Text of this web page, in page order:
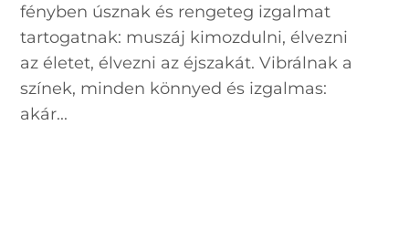
fényben úsznak és rengeteg izgalmat
tartogatnak: muszáj kimozdulni, élvezni
az életet, élvezni az éjszakát. Vibrálnak a
színek, minden könnyed és izgalmas:
akár...